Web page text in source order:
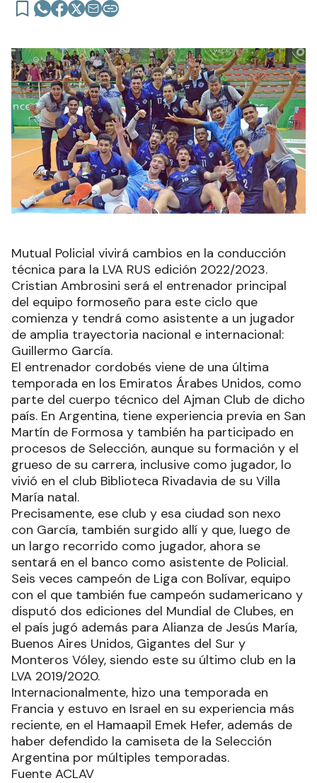
Mutual Policial vivirá cambios en la conducción
técnica para la LVA RUS edición 2022/2023.
Cristian Ambrosini será el entrenador principal
del equipo formoseño para este ciclo que
comienza y tendrá como asistente a un jugador
de amplia trayectoria nacional e internacional:
Guillermo García.
El entrenador cordobés viene de una última
temporada en los Emiratos Árabes Unidos, como
parte del cuerpo técnico del Ajman Club de dicho
país. En Argentina, tiene experiencia previa en San
Martín de Formosa y también ha participado en
procesos de Selección, aunque su formación y el
grueso de su carrera, inclusive como jugador, lo
vivió en el club Biblioteca Rivadavia de su Villa
María natal.
Precisamente, ese club y esa ciudad son nexo
con García, también surgido allí y que, luego de
un largo recorrido como jugador, ahora se
sentará en el banco como asistente de Policial.
Seis veces campeón de Liga con Bolívar, equipo
con el que también fue campeón sudamericano y
disputó dos ediciones del Mundial de Clubes, en
el país jugó además para Alianza de Jesús María,
Buenos Aires Unidos, Gigantes del Sur y
Monteros Vóley, siendo este su último club en la
LVA 2019/2020.
Internacionalmente, hizo una temporada en
Francia y estuvo en Israel en su experiencia más
reciente, en el Hamaapil Emek Hefer, además de
haber defendido la camiseta de la Selección
Argentina por múltiples temporadas.
Fuente ACLAV